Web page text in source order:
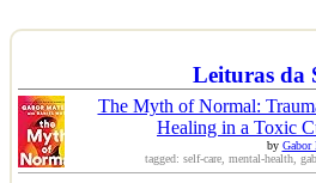
Leituras da
The Myth of Normal:
Healing in a Toxic
by Gabor
tagged: self-care, mental-health,